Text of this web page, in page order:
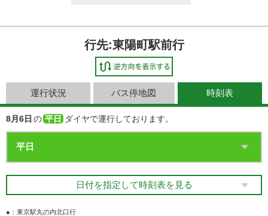
行先:東陽町駅前行
運行状況 バス停地図 時刻表
8月6日 の 平日 ダイヤで運行しております。
日付を指定して時刻表を見る
●：東京駅丸の内北口行